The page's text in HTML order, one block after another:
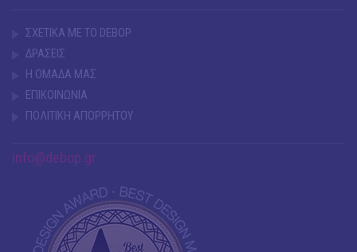
ΣΧΕΤΙΚΑ ΜΕ ΤΟ DEBOP
ΔΡΑΣΕΙΣ
Η ΟΜΑΔΑ ΜΑΣ
ΕΠΙΚΟΙΝΩΝΙΑ
ΠΟΛΙΤΙΚΗ ΑΠΟΡΡΗΤΟΥ
info@debop.gr